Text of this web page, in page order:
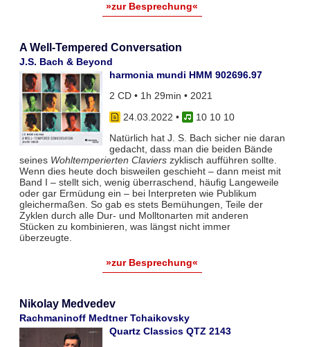
»zur Besprechung«
A Well-Tempered Conversation
J.S. Bach & Beyond
harmonia mundi HMM 902696.97
2 CD • 1h 29min • 2021
24.03.2022 •
10 10 10
Natürlich hat J. S. Bach sicher nie daran
gedacht, dass man die beiden Bände
seines Wohltemperierten Clavierszyklisch aufführen sollte.
Wenn dies heute doch bisweilen geschieht – dann meist mit
Band I – stellt sich, wenig überraschend, häufig Langeweile
oder gar Ermüdung ein – bei Interpreten wie Publikum
gleichermaßen. So gab es stets Bemühungen, Teile der
Zyklen durch alle Dur- und Molltonarten mit anderen
Stücken zu kombinieren, was längst nicht immer
überzeugte.
»zur Besprechung«
Nikolay Medvedev
Rachmaninoff Medtner Tchaikovsky
Quartz Classics QTZ 2143